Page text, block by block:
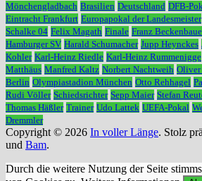
Mönchengladbach Brasilien Deutschland DFB-
Eintracht Frankfurt Europapokal der Landesmeister
Schalke 04 Felix Magath Finale Franz
Hamburger SV Harald Schumacher Jupp Heynckes
Kohler Karl-Heinz Riedle Karl-Heinz Rummenigge
Matthäus Manfred Kaltz Norbert Nachtweih Oliver
Berlin Olympiastadion München Otto Rehhagel
Rudi Völler Schiedsrichter Sepp Maier Stefan
Thomas Häßler Trainer Udo Lattek UEFA-Pokal
Dremmler
Copyright © 2026 In voller Länge. Stolz
und Bam.
Durch die weitere Nutzung der Seite